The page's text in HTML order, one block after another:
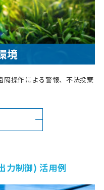
境
隔操作による警報、不法投棄
力制御) 活用例